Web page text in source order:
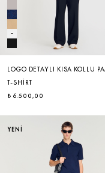
LOGO DETAYLI KISA KOLLU
T-SHIRT
₺ 6.500,00
YENİ